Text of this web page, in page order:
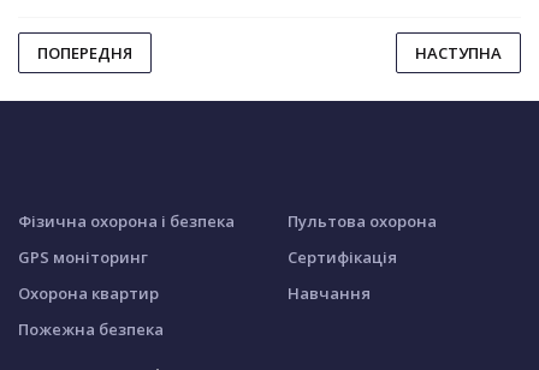
ПОПЕРЕДНЯ НАСТУПНА
Фізична охорона і безпека
GPS моніторинг
Охорона квартир
Пожежна безпека
Пультова охорона
Сертифікація
Навчання